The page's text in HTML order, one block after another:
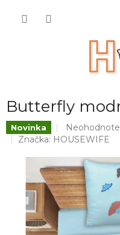
Butterfly
Novinka
Priemerné
hodnotenie
0,0
z
5
hviezdičiek.
Značka: HOUSEWIFE